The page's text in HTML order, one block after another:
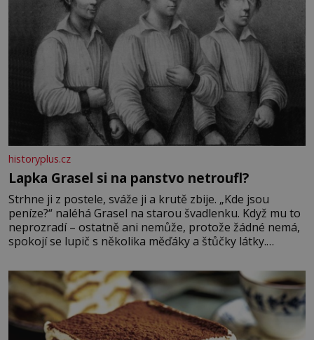
historyplus.cz
Lapka Grasel si na panstvo netroufl?
Strhne ji z postele, sváže ji a krutě zbije. „Kde jsou
peníze?“ naléhá Grasel na starou švadlenku. Když mu to
neprozradí – ostatně ani nemůže, protože žádné nemá,
spokojí se lupič s několika měďáky a štůčky látky.
krutý. Jeho činy budí hrůzu ještě dlouho po jeho smrti